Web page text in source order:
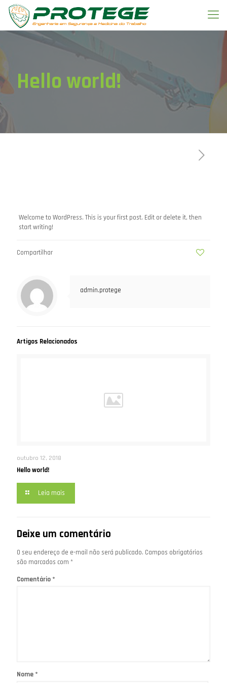
Hello world!
Welcome to WordPress. This is your first post. Edit or delete it, then
start writing!
Compartilhar
admin.protege
Artigos Relacionados
outubro 12, 2018
Hello world!
Leia mais
Deixe um comentário
O seu endereço de e-mail não será publicado. Campos obrigatórios
são marcados com *
Comentário *
Nome *